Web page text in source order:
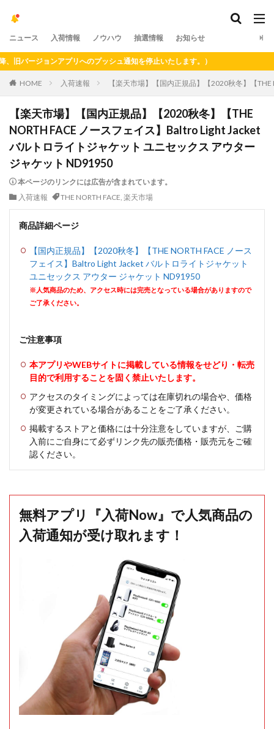
ニュース 入荷情報 ノウハウ 抽選情報 お知らせ
ジョンアプリへのプッシュ通知を停止いたします。）
HOME 入荷速報 【楽天市場】【国内正規品】【2020秋冬】【
【楽天市場】【国内正規品】【2020秋冬】【THE
NORTH FACE ノースフェイス】Baltro Light Jacket
バルトロライトジャケット ユニセックス アウター
ジャケット ND91950
本ページのリンクには広告が含まれています。
入荷速報
THE NORTH FACE, 楽天市場
商品詳細ページ
【国内正規品】【2020秋冬】【THE NORTH FACE ノース
フェイス】Baltro Light Jacket バルトロライトジャケット
ユニセックス アウター ジャケット ND91950
※人気商品のため、アクセス時には完売となっている場合がありますので
ご了承ください。
ご注意事項
本アプリやWEBサイトに掲載している情報をせどり・転売
目的で利用することを固く禁止いたします。
アクセスのタイミングによっては在庫切れの場合や、価格
が変更されている場合があることをご了承ください。
掲載するストアと価格には十分注意をしていますが、ご購
入前にご自身にて必ずリンク先の販売価格・販売元をご確
認ください。
無料アプリ『入荷Now』で人気商品の
入荷通知が受け取れます！